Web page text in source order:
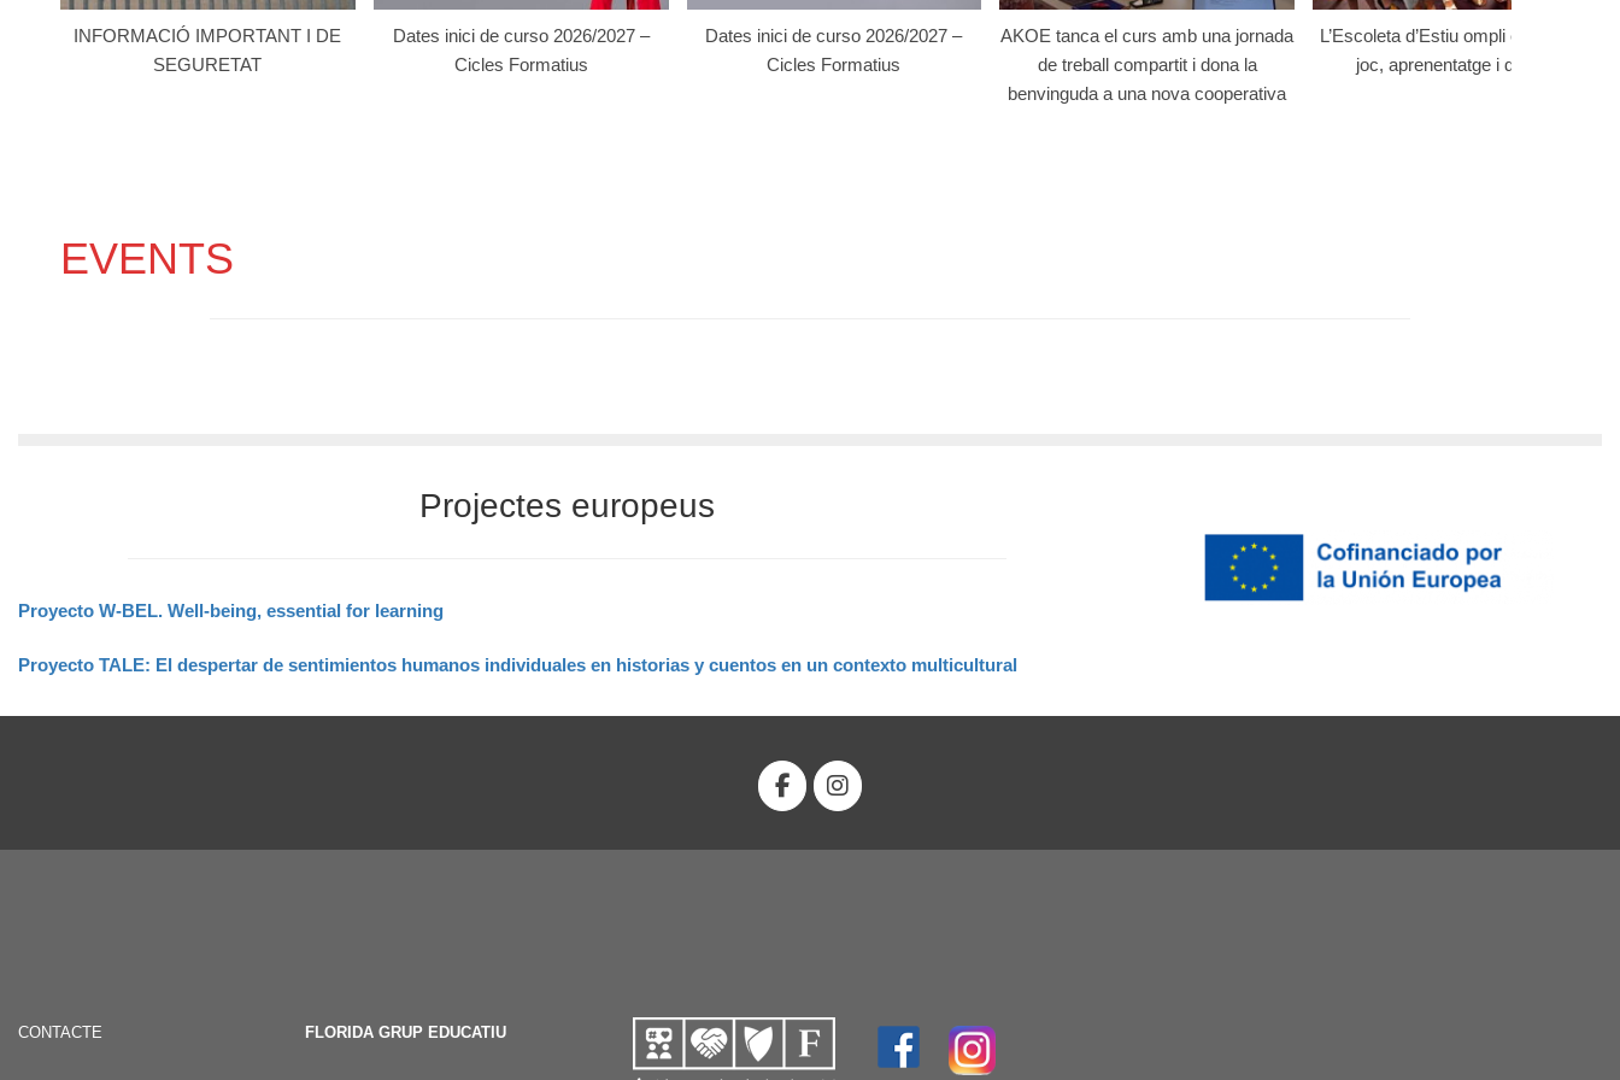
INFORMACIÓ IMPORTANT I DE
SEGURETAT
Dates inici de curso 2026/2027 –
Cicles Formatius
Dates inici de curso 2026/2027 –
Cicles Formatius
AKOE tanca el curs amb una jornada
de treball compartit i dona la
benvinguda a una nova cooperativa
L’Escoleta d’Estiu ompli el centre de
joc, aprenentatge i diversió
EVENTS
Projectes europeus
Proyecto W-BEL. Well-being, essential for learning
Proyecto TALE: El despertar de sentimientos humanos individuales en historias y cuentos en un contexto multicultural
CONTACTE FLORIDA GRUP EDUCATIU